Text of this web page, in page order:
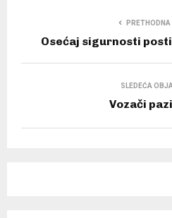
Osećaj sigurnosti
SLEDEĆA
Vozači